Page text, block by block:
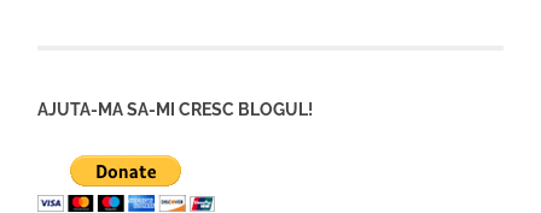
AJUTA-MA SA-MI CRESC BLOGUL!